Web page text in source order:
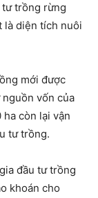
tư trồng rừng
là diện tích nuôi
mới được
vốn của
còn lại vận
tư trồng.
đầu tư trồng
khoán cho